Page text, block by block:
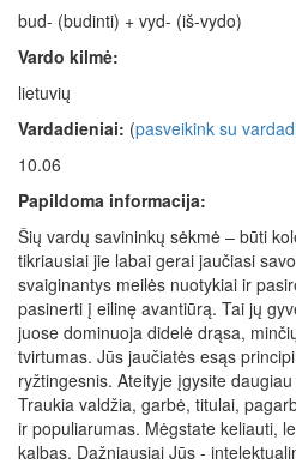
bud- (budinti) + vyd- (iš-vydo)
Vardo kilmė:
lietuvių
Vardadieniai: (pasveikink su
10.06
Papildoma informacija:
Šių vardų savininkų sėkmė – būti
tikriausiai jie labai gerai jaučiasi
svaiginantys meilės nuotykiai ir
pasinerti į eilinę avantiūrą. Tai jų
juose dominuoja didelė drąsa,
tvirtumas. Jūs jaučiatės esąs
ryžtingesnis. Ateityje įgysite
Traukia valdžia, garbė, titulai,
ir populiarumas. Mėgstate keliauti,
kalbas. Dažniausiai Jūs -